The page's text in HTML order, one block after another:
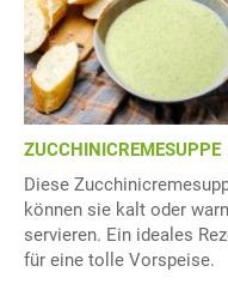
ZUCCHINICREMESUPPE
Diese
können sie kalt oder
servieren. Ein ideales
für eine tolle Vorspeise.